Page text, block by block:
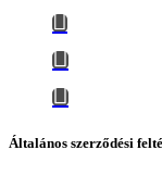
Általános szerződési